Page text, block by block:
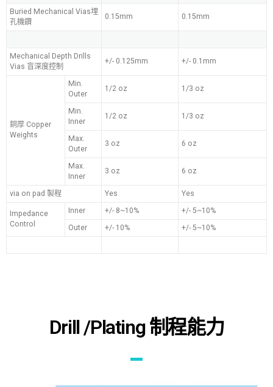
Buried Mechanical Vias埋
孔機鑽
0.15mm 0.15mm
Mechanical Depth Drills
Vias 盲深度控制
+/- 0.125mm +/- 0.1mm
銅厚 Copper
Weights
Min.
Outer
1/2 oz 1/3 oz
Min.
Inner
1/2 oz 1/3 oz
Max.
Outer
3 oz 6 oz
Max.
Inner
3 oz 6 oz
via on pad 製程 Yes Yes
Impedance
Control
Inner +/- 8~10%
+/- 5~10%
Outer
+/- 10% +/- 5~10%
Drill /Plating 制程能力